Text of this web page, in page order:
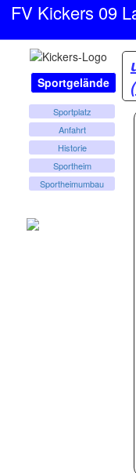
FV Kickers 09
Sportgelände
Sportplatz
Anfahrt
Historie
Sportheim
Sportheimumbau